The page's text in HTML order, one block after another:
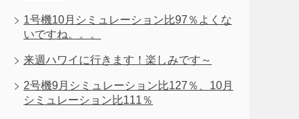
1号機10月シミュレーション比97％よくな
いですね。。。
来週ハワイに行きます！楽しみです～
2号機9月シミュレーション比127％、10月
シミュレーション比111％